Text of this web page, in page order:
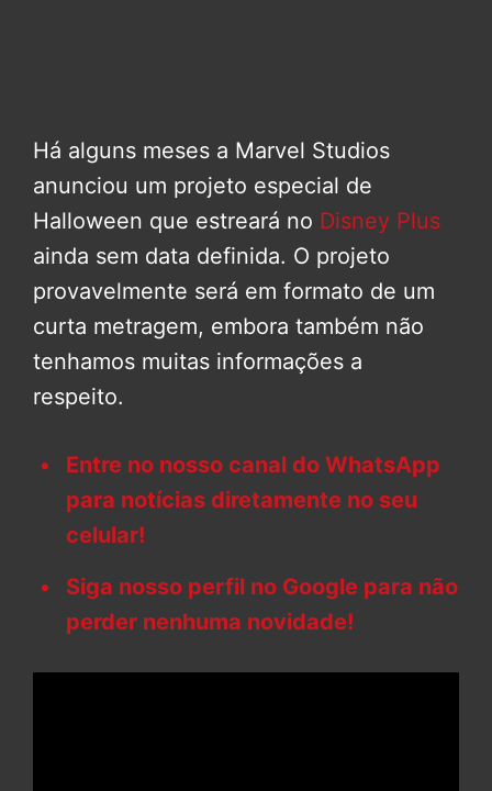
Há alguns meses a Marvel Studios
anunciou um projeto especial de
Halloween que estreará no Disney Plus
ainda sem data definida. O projeto
provavelmente será em formato de um
curta metragem, embora também não
tenhamos muitas informações a
respeito.
Entre no nosso canal do WhatsApp
para notícias diretamente no seu
celular!
Siga nosso perfil no Google para não
perder nenhuma novidade!